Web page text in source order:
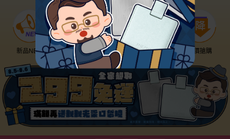
新品NEW 優惠神券 美幣回饋 降價搶購